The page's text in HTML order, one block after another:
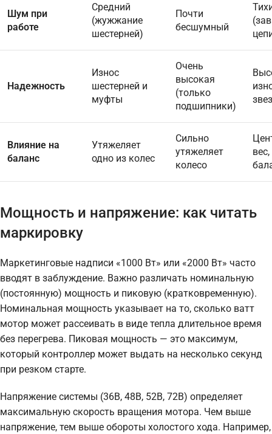
Шум при
работе
Средний
(жужжание
шестерней)
Почти
бесшумный
Надежность
Износ
шестерней и
муфты
Очень
высокая
(только
подшипники)
Влияние на
баланс
Утяжеляет
одно из колес
Сильно
утяжеляет
колесо
Мощность и напряжение: как читать
маркировку
Маркетинговые надписи «1000 Вт» или «2000 Вт» часто
вводят в заблуждение. Важно различать номинальную
(постоянную) мощность и пиковую (кратковременную).
Номинальная мощность указывает на то, сколько ватт
мотор может рассеивать в виде тепла длительное время
без перегрева. Пиковая мощность — это максимум,
который контроллер может выдать на несколько секунд
при резком старте.
Напряжение системы (36В, 48В, 52В, 72В) определяет
максимальную скорость вращения мотора. Чем выше
напряжение, тем выше обороты холостого хода. Например,